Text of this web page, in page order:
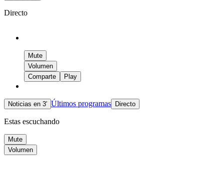
Directo
Mute
Volumen
Comparte
Play
Noticias en 3′ Últimos programas Directo
Estas escuchando
Mute
Volumen